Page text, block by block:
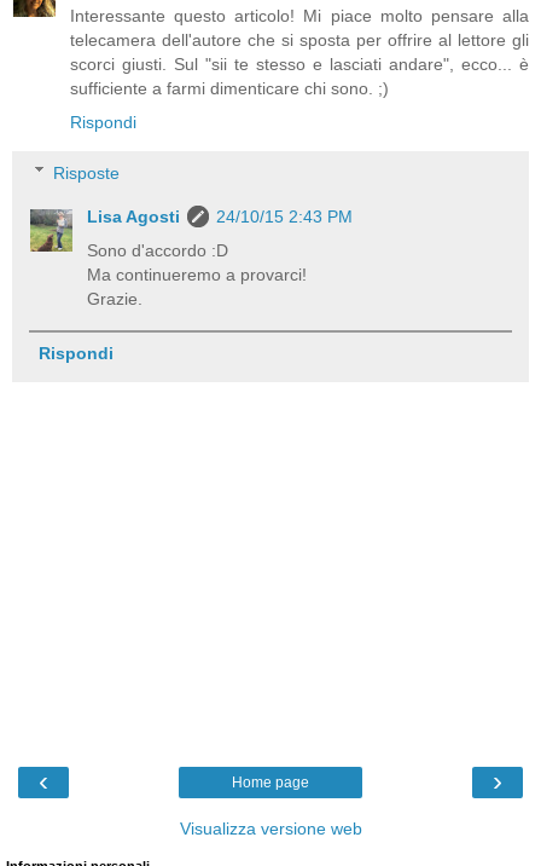
Interessante questo articolo! Mi piace molto pensare alla
telecamera dell'autore che si sposta per offrire al lettore gli
scorci giusti. Sul "sii te stesso e lasciati andare", ecco... è
sufficiente a farmi dimenticare chi sono. ;)
Rispondi
Risposte
Lisa Agosti
24/10/15 2:43 PM
Sono d'accordo :D
Ma continueremo a provarci!
Grazie.
Rispondi
‹ ›
Home page
Visualizza versione web